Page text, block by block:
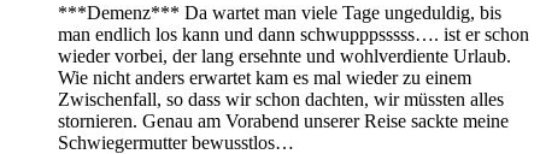
***Demenz*** Da wartet man viele Tage ungeduldig, bis
man endlich los kann und dann schwupppsssss…. ist er schon
wieder vorbei, der lang ersehnte und wohlverdiente Urlaub.
Wie nicht anders erwartet kam es mal wieder zu einem
Zwischenfall, so dass wir schon dachten, wir müssten alles
stornieren. Genau am Vorabend unserer Reise sackte meine
Schwiegermutter bewusstlos…